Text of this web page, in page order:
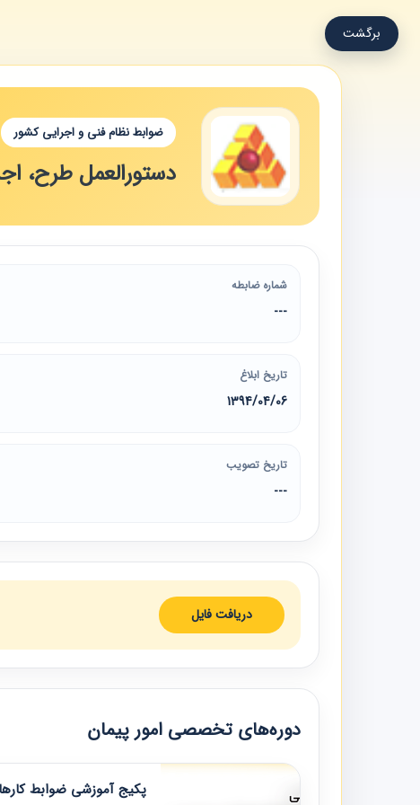
برگشت
ضوابط نظام فنی و اجرایی کشور
دستورالعمل طرح،
شماره ضابطه
---
تاریخ ابلاغ
1394/04/06
تاریخ تصویب
---
دریافت فایل
دوره‌های تخصصی امور پیمان
پکیج آموزشی ضوابط